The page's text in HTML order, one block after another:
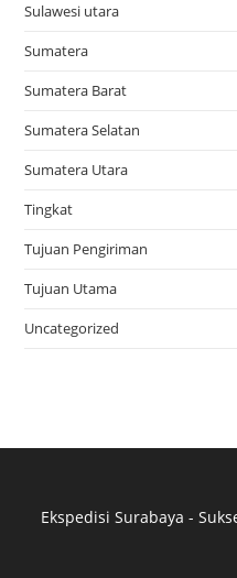
Sulawesi utara
Sumatera
Sumatera Barat
Sumatera Selatan
Sumatera Utara
Tingkat
Tujuan Pengiriman
Tujuan Utama
Uncategorized
Ekspedisi Surabaya -